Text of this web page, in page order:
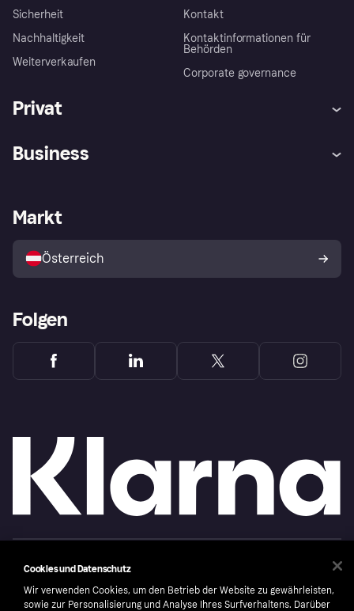
Sicherheit
Nachhaltigkeit
Weiterverkaufen
Kontakt
Kontaktinformationen für
Behörden
Corporate governance
Privat
Shops entdecken
Business
Händlerportal
Markt
Österreich
Folgen
rights reserved. Klarna Bank AB (publ). Sveavägen 46, 111 34 Stockholm. Organization
CookiesKlarna.com
Cookies und Datenschutz
Wir verwenden Cookies, um den Betrieb der Website zu gewährleisten,
sowie zur Personalisierung und Analyse Ihres Surfverhaltens. Darüber